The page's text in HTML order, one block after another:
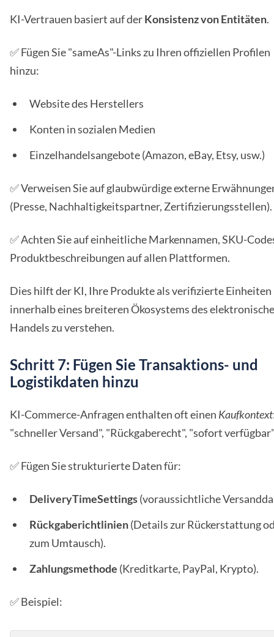
KI-Vertrauen basiert auf derKonsistenz von Entitäten.
✅ Fügen Sie "sameAs"-Links zu Ihren offiziellen Profilen
hinzu:
Website des Herstellers
Konten in sozialen Medien
Einzelhandelsangebote (Amazon, eBay, Etsy, usw.)
✅ Verweisen Sie auf glaubwürdige externe
(Presse, Nachhaltigkeitspartner, Zertifizierungsstellen).
✅ Achten Sie auf einheitliche Markennamen, SKU-
Produktbeschreibungen auf allen Plattformen.
Dies hilft der KI, Ihre Produkte als verifizierte Einheiten
innerhalb eines breiteren Ökosystems des
Handels zu verstehen.
Schritt 7: Fügen Sie Transaktions- und
Logistikdaten hinzu
KI-Commerce-Anfragen enthalten oft einen Kaufkontext
"schneller Versand", "Rückgaberecht", "sofort
✅ Fügen Sie strukturierte Daten für:
DeliveryTimeSettings(voraussichtliche
Rückgaberichtlinien(Details zur Rückerstattung
zum Umtausch).
Zahlungsmethode (Kreditkarte, PayPal, Krypto).
✅ Beispiel: